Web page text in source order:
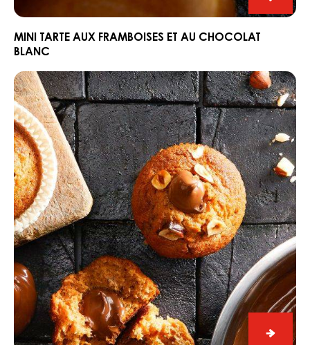
Mini
tarte
et
au
blanc
MINI TARTE AUX FRAMBOISES ET AU CHOCOLAT
BLANC
Muffin
Muffin
aux
noisettes